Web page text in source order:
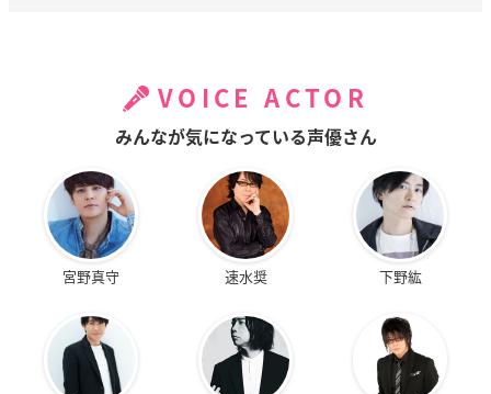
VOICE ACTOR
みんなが気になっている声優さん
宮野真守 速水奨 下野紘